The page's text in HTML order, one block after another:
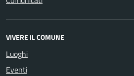
VIVERE IL COMUNE
Luoghi
Eventi